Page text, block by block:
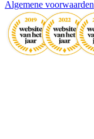
Algemene voorwaarden